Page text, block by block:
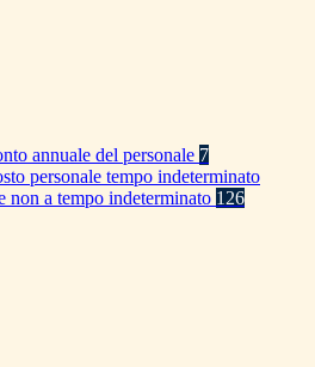
annuale del personale 7
personale tempo indeterminato
non a tempo indeterminato 126